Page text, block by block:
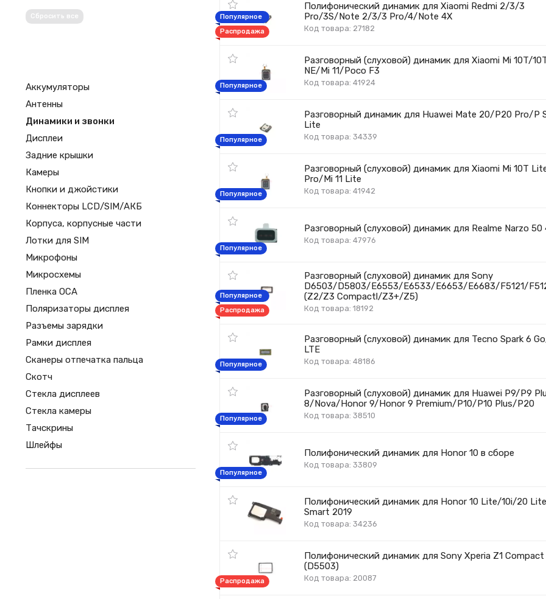
Сбросить все
Аккумуляторы
Антенны
Динамики и звонки
Дисплеи
Задние крышки
Камеры
Кнопки и джойстики
Коннекторы LCD/SIM/АКБ
Корпуса, корпусные части
Лотки для SIM
Микрофоны
Микросхемы
Пленка OCA
Поляризаторы дисплея
Разъемы зарядки
Рамки дисплея
Сканеры отпечатка пальца
Скотч
Стекла дисплеев
Стекла камеры
Тачскрины
Шлейфы
Полифонический динамик для Xiaomi Redmi 2/3/3
Pro/3S/Note 2/3/3 Pro/4/Note 4X
Код товара: 27182
Популярное
Распродажа
Разговорный (слуховой) динамик для Xiaomi Mi 10T/
NE/Mi 11/Poco F3
Код товара: 41924
Популярное
Разговорный динамик для Huawei Mate 20/P20 Pro/P
Lite
Код товара: 34339
Популярное
Разговорный (слуховой) динамик для Xiaomi Mi 10T
Pro/Mi 11 Lite
Код товара: 41942
Популярное
Разговорный (слуховой) динамик для Realme Narzo
Код товара: 47976
Популярное
Разговорный (слуховой) динамик для Sony
D6503/D5803/E6553/E6533/E6653/E6683/F5121/
(Z2/Z3 Compactl/Z3+/Z5)
Код товара: 18192
Популярное
Распродажа
Разговорный (слуховой) динамик для Tecno Spark 6
LTE
Код товара: 48186
Популярное
Разговорный (слуховой) динамик для Huawei P9/P9
8/Nova/Honor 9/Honor 9 Premium/P10/P10 Plus/P20
Код товара: 38510
Популярное
Полифонический динамик для Honor 10 в сборе
Код товара: 33809
Популярное
Полифонический динамик для Honor 10 Lite/10i/20
Smart 2019
Код товара: 34236
Полифонический динамик для Sony Xperia Z1 Compact
(D5503)
Код товара: 20087
Распродажа